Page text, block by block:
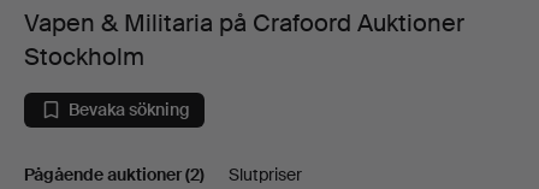
Militaria
på
Vapen & Militaria på Crafoord Auktioner
Stockholm
Bevaka sökning
Pågående auktioner(2) Slutpriser